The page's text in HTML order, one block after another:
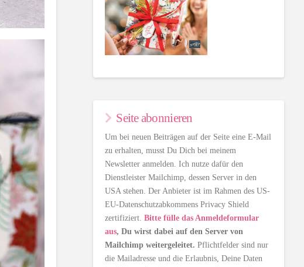
Seite abonnieren
Um bei neuen Beiträgen auf der Seite eine E-Mail
zu erhalten, musst Du Dich bei meinem
Newsletter anmelden. Ich nutze dafür den
Dienstleister Mailchimp, dessen Server in den
USA stehen. Der Anbieter ist im Rahmen des US-
EU-Datenschutzabkommens Privacy Shield
zertifiziert.Bitte fülle das Anmeldeformular
aus, Du wirst dabei auf den Server von
Mailchimp weitergeleitet. Pflichtfelder sind nur
die Mailadresse und die Erlaubnis, Deine Daten